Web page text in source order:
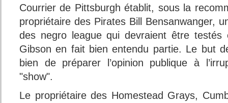
Courrier de Pittsburgh établit, sous la
propriétaire des Pirates Bill Bensanwanger,
des negro league qui devraient être testés
Gibson en fait bien entendu partie. Le but
bien de préparer l’opinion publique à
"show".
Le propriétaire des Homestead Grays,